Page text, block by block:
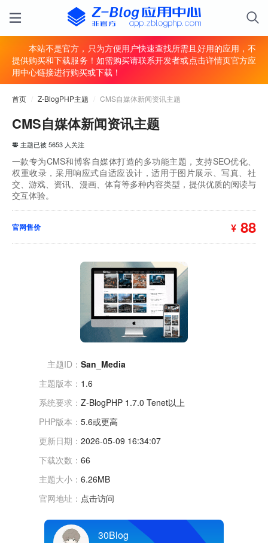
本站不是官方，只为方便用户快速查找所需且好用的应用，不
提供购买和下载服务！如需购买请联系开发者或点击详情页官方应
用中心链接进行购买或下载！
首页 Z-BlogPHP主题 CMS自媒体新闻资讯主题
CMS自媒体新闻资讯主题
主题已被 5653 人关注
一款专为CMS和博客自媒体打造的多功能主题，支持SEO优化、
权重收录，采用响应式自适应设计，适用于图片展示、写真、社
交、游戏、资讯、漫画、体育等多种内容类型，提供优质的阅读与
交互体验。
¥ 88
官网售价
主题ID： San_Media
主题版本： 1.6
系统要求： Z-BlogPHP 1.7.0 Tenet以上
PHP版本： 5.6或更高
更新日期： 2026-05-09 16:34:07
下载次数： 66
主题大小： 6.26MB
官网地址： 点击访问
30Blog